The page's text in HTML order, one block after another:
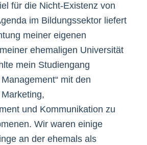
für die Nicht-Existenz von
im Bildungssektor liefert
meiner eigenen
ehemaligen Universität
mein Studiengang
mit den
und Kommunikation zu
Wir waren einige
an der ehemals als